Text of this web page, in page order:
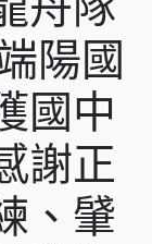
陽國
國中
謝正
、肈